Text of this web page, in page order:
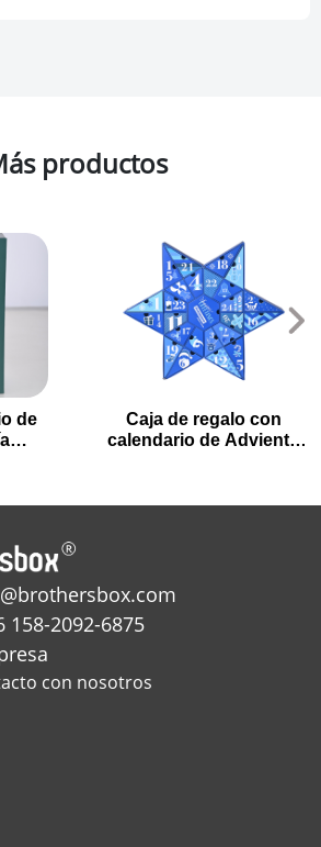
productos
de
Caja de regalo con
calendario de Adviento
158-2092-6875
con nosotros